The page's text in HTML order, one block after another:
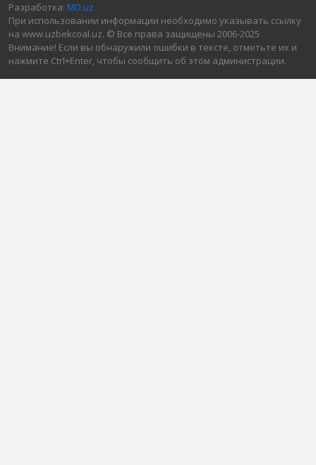
Разработка: MD.uz
При использовании информации необходимо указывать ссылку
на www.uzbekcoal.uz. © Все права защищены 2006-2025
Внимание! Если вы обнаружили ошибки в тексте, отметьте их и
нажмите Ctrl+Enter, чтобы сообщить об этом администрации.